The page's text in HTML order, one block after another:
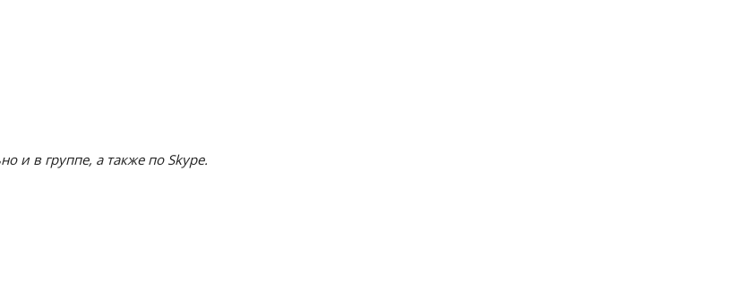
и в группе, а также по Skype.